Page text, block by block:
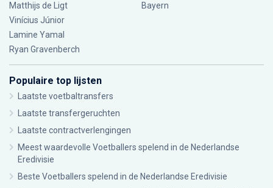
Matthijs de Ligt
Vinícius Júnior
Lamine Yamal
Ryan Gravenberch
Bayern
Populaire top lijsten
Laatste voetbaltransfers
Laatste transfergeruchten
Laatste contractverlengingen
Meest waardevolle Voetballers spelend in de Nederlandse
Eredivisie
Beste Voetballers spelend in de Nederlandse Eredivisie